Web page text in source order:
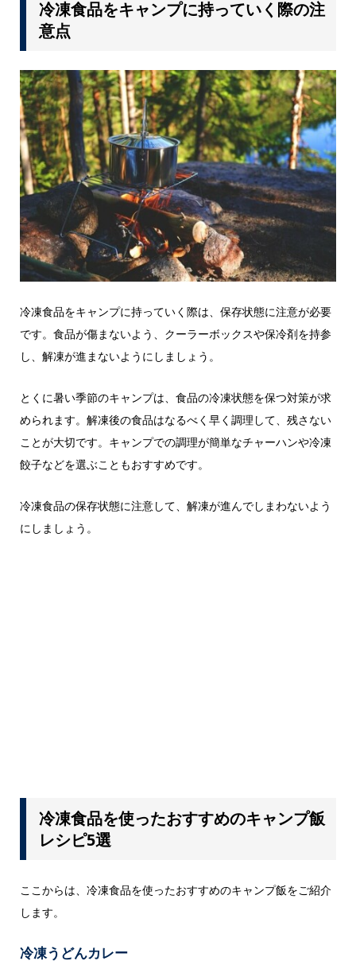
冷凍食品をキャンプに持っていく際の注
意点
冷凍食品をキャンプに持っていく際は、保存状態に注意が必要
です。食品が傷まないよう、クーラーボックスや保冷剤を持参
し、解凍が進まないようにしましょう。
とくに暑い季節のキャンプは、食品の冷凍状態を保つ対策が求
められます。解凍後の食品はなるべく早く調理して、残さない
ことが大切です。キャンプでの調理が簡単なチャーハンや冷凍
餃子などを選ぶこともおすすめです。
冷凍食品の保存状態に注意して、解凍が進んでしまわないよう
にしましょう。
冷凍食品を使ったおすすめのキャンプ飯
レシピ5選
ここからは、冷凍食品を使ったおすすめのキャンプ飯をご紹介
します。
冷凍うどんカレー